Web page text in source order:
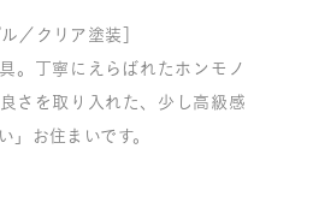
／クリア塗装］
。丁寧にえらばれたホンモノ
さを取り入れた、少し高級感
」お住まいです。